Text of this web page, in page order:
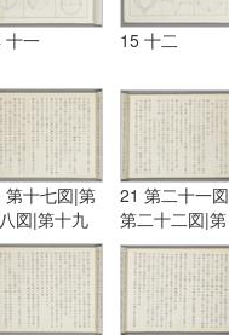
十一 15 十二
第十七図|第
図|第十九
二十図
21 第二十一
第二十二図|第
二十三図